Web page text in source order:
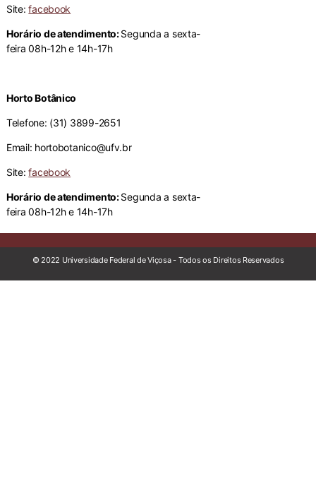
Site:facebook
Horário de atendimento:Segunda a sexta-
feira 08h-12h e 14h-17h
Horto Botânico
Telefone: (31) 3899-2651
Email: hortobotanico@ufv.br
Site:facebook
Horário de atendimento:Segunda a sexta-
feira 08h-12h e 14h-17h
© 2022 Universidade Federal de Viçosa - Todos os Direitos Reservados